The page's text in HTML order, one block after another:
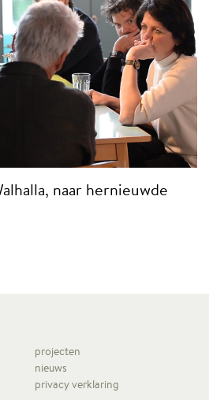
naar hernieuwde
projecten
nieuws
privacy verklaring